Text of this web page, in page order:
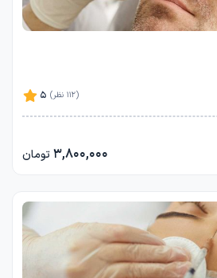
5
(112 نظر)
3,800,000تومان